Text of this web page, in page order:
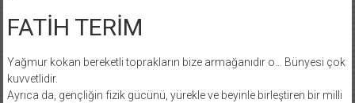
FATİH TERİM
Yağmur kokan bereketli toprakların bize armağanıdır o… Bünyesi çok
kuvvetlidir.
Ayrıca da, gençliğin fizik gücünü, yürekle ve beyinle birleştiren bir milli